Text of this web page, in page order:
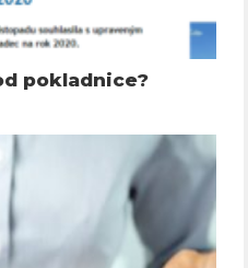
pokladnice?